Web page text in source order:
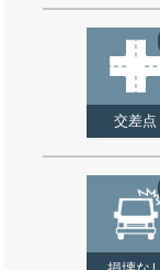
交差点